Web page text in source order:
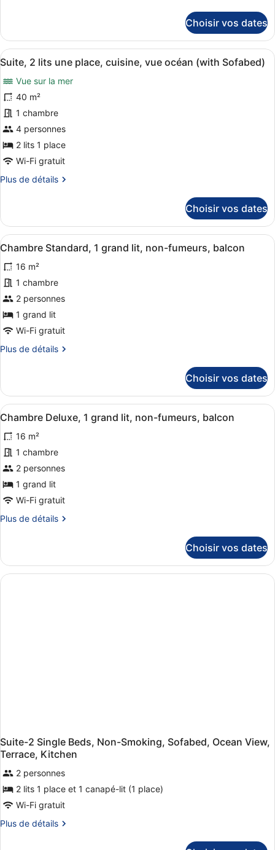
2
lits
une
place,
non-
fumeurs,
balcon
le
type
de
chambre
Chambre
Standard,
2
lits
une
non-
fumeurs,
Choisir vos dates
Afficher
toutes
les
photos
pour
ce
type
de
chambre :
Suite,
une
place,
cuisine,
vue
océan
(with
Sofabed)
Literie de qualité supérieure,
12
Suite, 2 lits une place, cuisine, vue océan (with Sofabed)
Vue sur la mer
40 m²
1 chambre
4 personnes
2 lits 1 place
Wi-Fi gratuit
Plus de détails
Plus
le
type
de
Suite,
lits
une
place,
cuisine,
vue
océan
(with
Choisir vos dates
Afficher
toutes
les
photos
pour
ce
type
chambre :
1
grand
lit,
non-
fumeurs,
balcon
Une chambre d’hôtel avec un lit,
8
Chambre Standard, 1 grand lit, non-fumeurs, balcon
16 m²
1 chambre
2 personnes
1 grand lit
Wi-Fi gratuit
Plus de détails
Plus
le
type
de
Chambre
Standard,
grand
lit,
fumeurs,
balcon
Choisir vos dates
Afficher
toutes
les
photos
pour
ce
type
chambre :
1
grand
Une chambre d’hôtel avec un
10
Chambre Deluxe, 1 grand lit, non-fumeurs, balcon
16 m²
1 chambre
2 personnes
1 grand lit
Wi-Fi gratuit
Plus de détails
Plus
le
type
de
Choisir vos dates
Suite-2 Single Beds, Non-Smoking, Sofabed, Ocean View,
Terrace, Kitchen
2 personnes
2 lits 1 place et 1 canapé-lit (1 place)
Wi-Fi gratuit
Plus de détails
Plus